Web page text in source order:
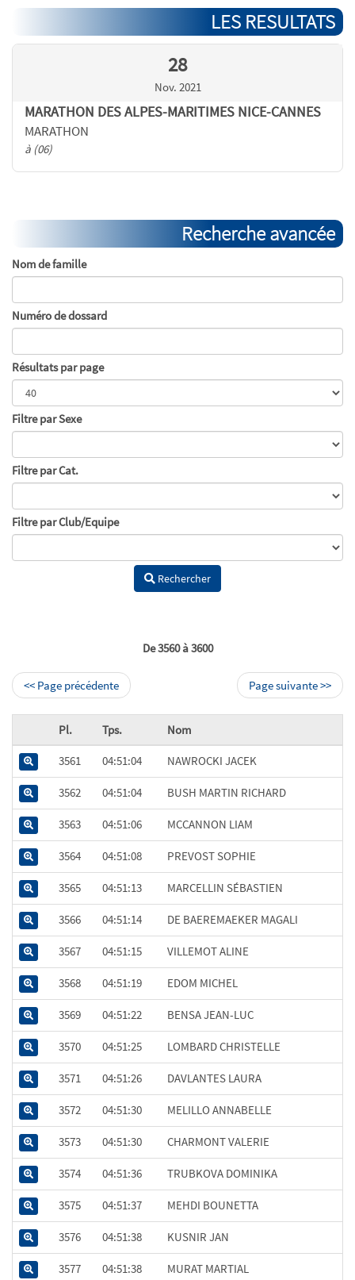
LES RESULTATS
28
Nov. 2021
MARATHON DES ALPES-MARITIMES NICE-CANNES
MARATHON
à (06)
Recherche avancée
Nom de famille
Numéro de dossard
Résultats par page
Filtre par Sexe
Filtre par Cat.
Filtre par Club/Equipe
Rechercher
De 3560 à 3600
<< Page précédente Page suivante >>
Pl. Tps. Nom
3561 04:51:04 NAWROCKI JACEK
3562 04:51:04 BUSH MARTIN RICHARD
3563 04:51:06 MCCANNON LIAM
3564 04:51:08 PREVOST SOPHIE
3565 04:51:13 MARCELLIN SÉBASTIEN
3566 04:51:14 DE BAEREMAEKER MAGALI
3567 04:51:15 VILLEMOT ALINE
3568 04:51:19 EDOM MICHEL
3569 04:51:22 BENSA JEAN-LUC
3570 04:51:25 LOMBARD CHRISTELLE
3571 04:51:26 DAVLANTES LAURA
3572 04:51:30 MELILLO ANNABELLE
3573 04:51:30 CHARMONT VALERIE
3574 04:51:36 TRUBKOVA DOMINIKA
3575 04:51:37 MEHDI BOUNETTA
3576 04:51:38 KUSNIR JAN
3577 04:51:38 MURAT MARTIAL